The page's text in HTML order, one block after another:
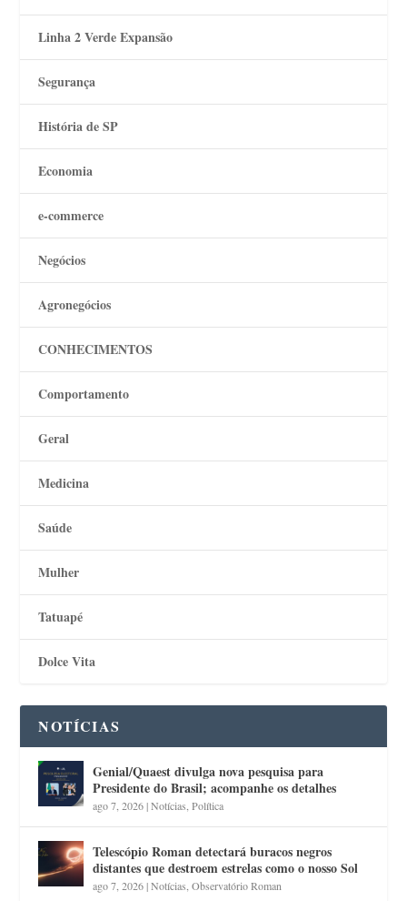
Linha 2 Verde Expansão
Segurança
História de SP
Economia
e-commerce
Negócios
Agronegócios
CONHECIMENTOS
Comportamento
Geral
Medicina
Saúde
Mulher
Tatuapé
Dolce Vita
NOTÍCIAS
Genial/Quaest divulga nova pesquisa para
Presidente do Brasil; acompanhe os detalhes
ago 7, 2026|Notícias ,Política
Telescópio Roman detectará buracos negros
distantes que destroem estrelas como o nosso Sol
ago 7, 2026|Notícias ,Observatório Roman